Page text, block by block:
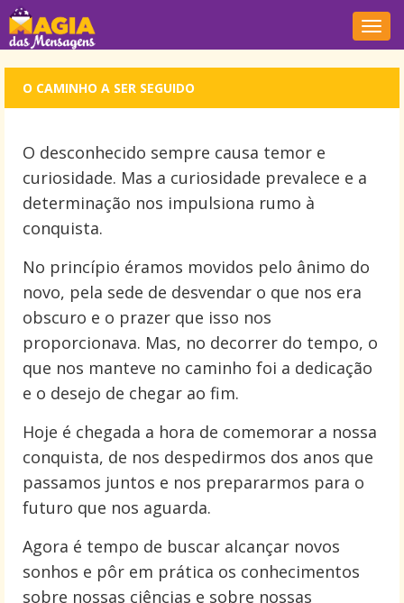
O CAMINHO A SER SEGUIDO
O desconhecido sempre causa temor e
curiosidade. Mas a curiosidade prevalece e a
determinação nos impulsiona rumo à
conquista.
No princípio éramos movidos pelo ânimo do
novo, pela sede de desvendar o que nos era
obscuro e o prazer que isso nos
proporcionava. Mas, no decorrer do tempo, o
que nos manteve no caminho foi a dedicação
e o desejo de chegar ao fim.
Hoje é chegada a hora de comemorar a nossa
conquista, de nos despedirmos dos anos que
passamos juntos e nos prepararmos para o
futuro que nos aguarda.
Agora é tempo de buscar alcançar novos
sonhos e pôr em prática os conhecimentos
sobre nossas ciências e sobre nossas